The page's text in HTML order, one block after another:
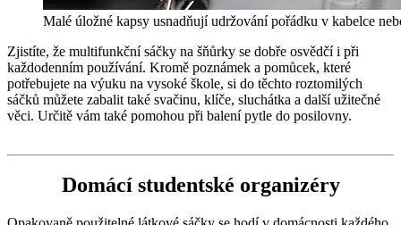
Malé úložné kapsy usnadňují udržování pořádku v kabelce
Zjistíte, že multifunkční sáčky na šňůrky se dobře osvědčí i při
každodenním používání. Kromě poznámek a pomůcek, které
potřebujete na výuku na vysoké škole, si do těchto roztomilých
sáčků můžete zabalit také svačinu, klíče, sluchátka a další užitečné
věci. Určitě vám také pomohou při balení pytle do posilovny.
Domácí studentské organizéry